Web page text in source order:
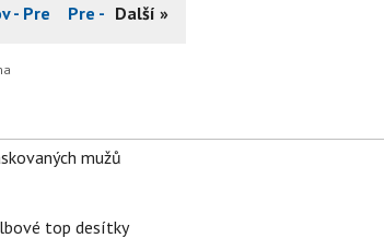
- Pre Pre - Pro Pro - Psh
Další »
mužů
top desítky